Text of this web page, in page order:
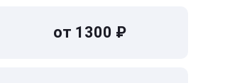
от 1300 ₽